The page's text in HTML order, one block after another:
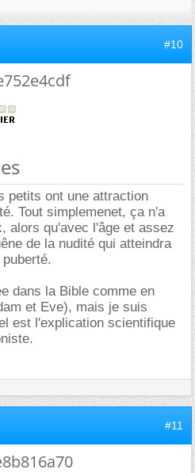
#10
petits ont une attraction
Tout simplemenet, ça n'a
alors qu'avec l'âge et assez
de la nudité qui atteindra
dans la Bible comme en
et Eve), mais je suis
est l'explication scientifique
#11